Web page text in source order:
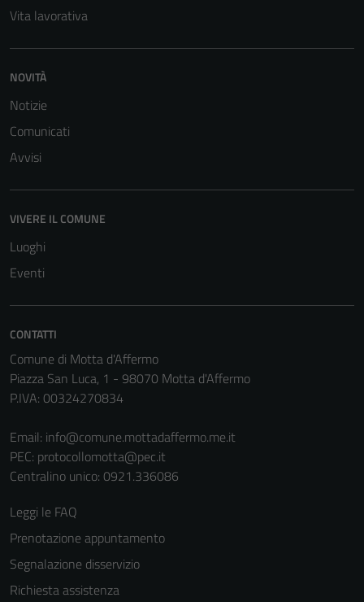
Vita lavorativa
NOVITÀ
Notizie
Comunicati
Avvisi
VIVERE IL COMUNE
Luoghi
Eventi
CONTATTI
Comune di Motta d'Affermo
Piazza San Luca, 1 - 98070 Motta d'Affermo
P.IVA: 00324270834
Email: info@comune.mottadaffermo.me.it
PEC: protocollomotta@pec.it
Centralino unico: 0921.336086
Leggi le FAQ
Prenotazione appuntamento
Segnalazione disservizio
Richiesta assistenza
essere
Questi cookie
una serie di